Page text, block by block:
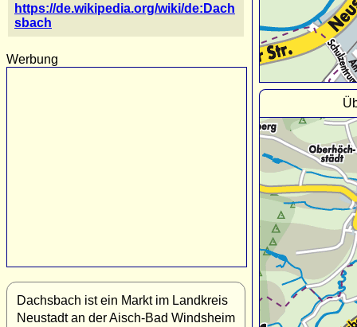
https://de.wikipedia.org/wiki/de:Dach
sbach
Werbung
Dachsbach ist ein Markt im Landkreis
Neustadt an der Aisch-Bad Windsheim